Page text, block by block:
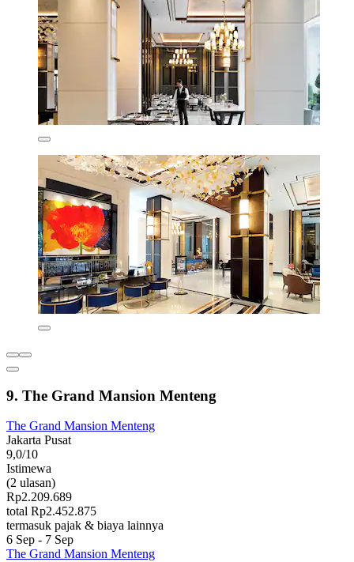
9. The Grand Mansion Menteng
The Grand Mansion Menteng
Jakarta Pusat
9,0/10
Istimewa
(2 ulasan)
Rp2.209.689
total Rp2.452.875
termasuk pajak & biaya lainnya
6 Sep - 7 Sep
The Grand Mansion Menteng